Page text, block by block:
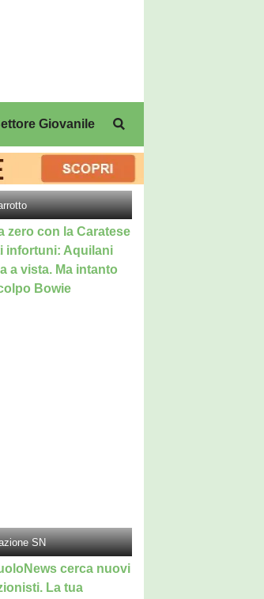
Giovanile
zero con la Caratese
infortuni: Aquilani
a vista. Ma intanto
Bowie
SN
cerca nuovi
La tua